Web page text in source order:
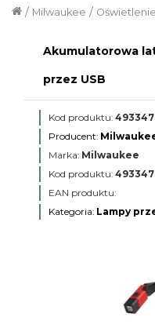
Oświetlenie
/
Milwaukee
/
Akumulatorowa
przez USB
Kod produktu:
Producent:
Marka: Milwaukee
Kod produktu:
EAN produktu:
Kategoria: Lampy